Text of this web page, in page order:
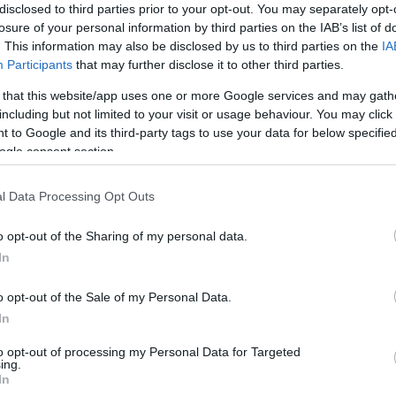
to third parties prior to your opt-out. You may separately
of your personal information by third parties on the IAB’s list of
This information may also be disclosed by us to third parties on the
Participants that may further disclose it to other third parties.
that this website/app uses one or more Google services and may
but not limited to your visit or usage behaviour. You may
to Google and its third-party tags to use your data for below
consent section.
Data Processing Opt Outs
opt-out of the Sharing of my personal data.
opt-out of the Sale of my Personal Data.
opt-out of processing my Personal Data for Targeted
művelődési házban, Budapesten a Nyugati
a Liszt Ferenc művelődési házban,
Nyíregyházán a vasútállomáson,
vérellátó központban, Székesfehérváron a
csomóponti művelődési központjában várják
és a civileket is.
az önzetlen segítségnyújtás
közlekedésért dolgozók összefogásának
akcióval - emelték ki.
magával a személyi igazolványát, a TAJ-kártyáját
adni, aki teljesen egészségesnek érzi magát.